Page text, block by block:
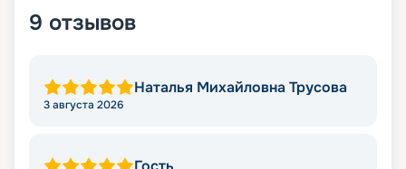
9 отзывов
Наталья Михайловна Трусова
3 августа 2026